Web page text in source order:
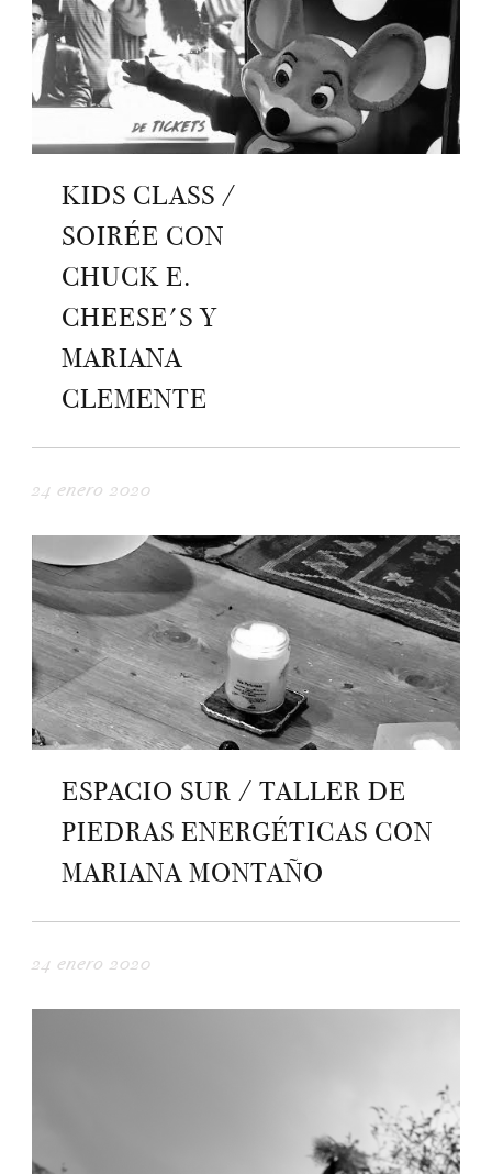
KIDS CLASS /
SOIRÉE CON
CHUCK E.
CHEESE'S Y
MARIANA
CLEMENTE
24 enero 2020
ESPACIO SUR / TALLER DE
PIEDRAS ENERGÉTICAS CON
MARIANA MONTAÑO
24 enero 2020